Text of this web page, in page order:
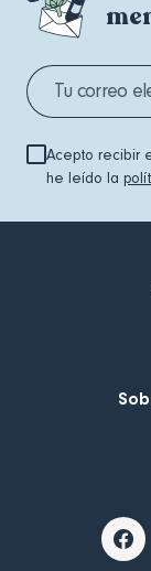
Acepto recibir
he leído la